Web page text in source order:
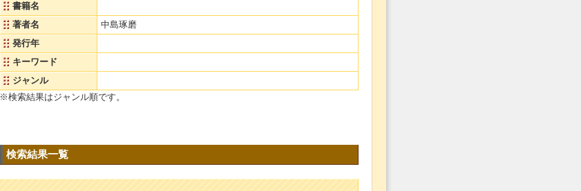
書籍名
著者名
中島琢磨
発行年
キーワード
ジャンル
※検索結果はジャンル順です。
検索結果一覧